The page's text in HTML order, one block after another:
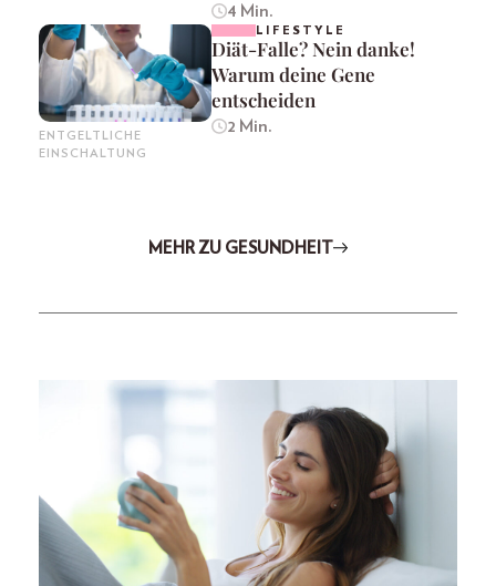
4 Min.
ENTGELTLICHE
EINSCHALTUNG
LIFESTYLE
Diät-Falle? Nein danke!
Warum deine Gene
entscheiden
2 Min.
MEHR ZU GESUNDHEIT